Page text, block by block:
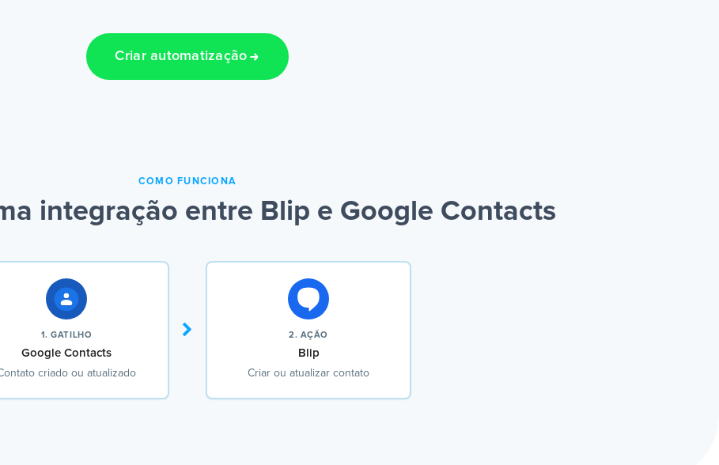
Criar automatização
COMO FUNCIONA
integração entre Blip e Google Contacts
1. GATILHO
Google Contacts
criado ou atualizado
2. AÇÃO
Blip
Criar ou atualizar contato